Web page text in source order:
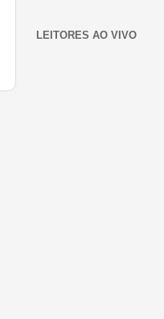
LEITORES AO VIVO